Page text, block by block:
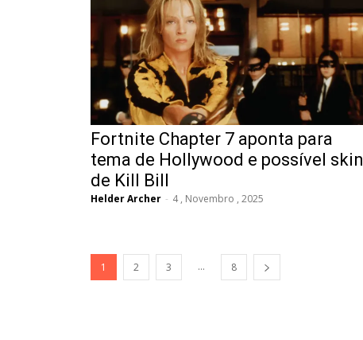
Fortnite Chapter 7 aponta para
tema de Hollywood e possível skin
de Kill Bill
Helder Archer - 4 , Novembro , 2025
1 2 3 ... 8